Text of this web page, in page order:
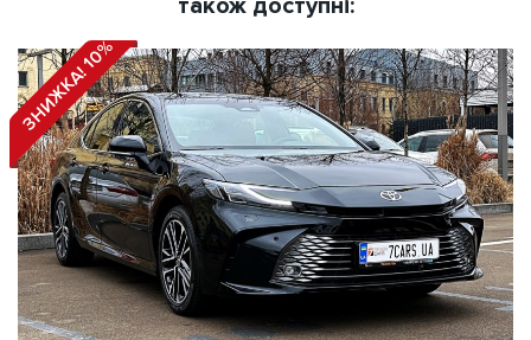
також доступні:
ЗНИЖКА! 10%